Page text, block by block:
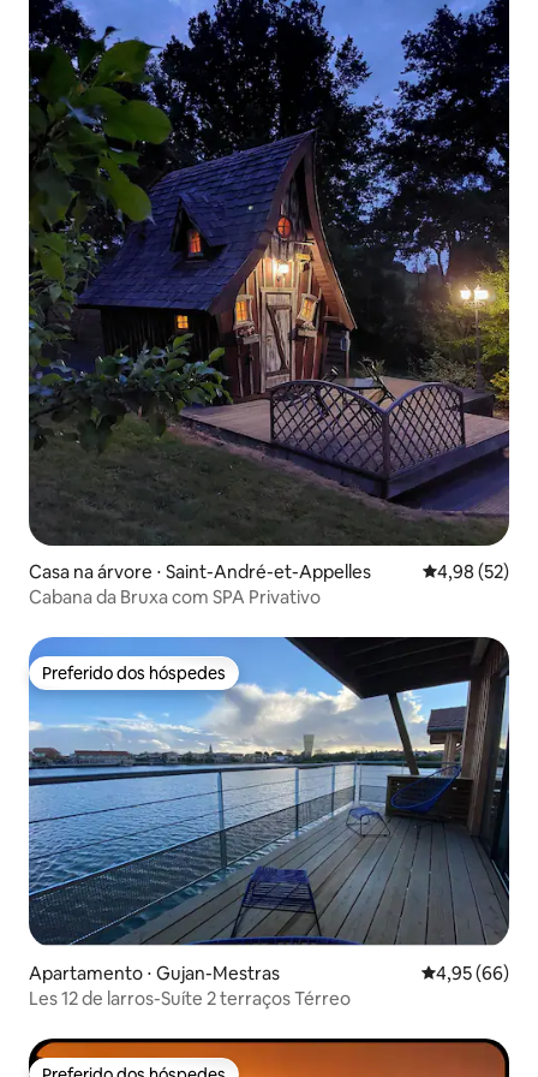
Casa na árvore ⋅ Saint-André-et-Appelles 4,98 de uma
4,98 (52)
Cabana da Bruxa com SPA Privativo
Preferido dos hóspedes
Preferido dos hóspedes
Apartamento ⋅ Gujan-Mestras 4,95 de uma
4,95 (66)
Les 12 de larros-Suíte 2 terraços Térreo